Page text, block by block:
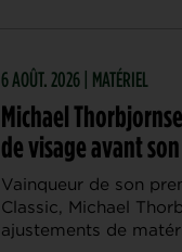
6 AOÛT. 2026 | MATÉRIEL
Michael
de visage avant
Vainqueur de son
Classic, Michael
ajustements de